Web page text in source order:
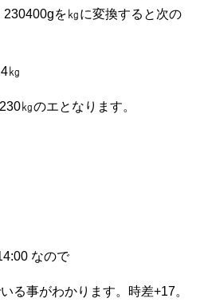
を㎏に変換すると次の
㎏
㎏のエとなります。
なので
る事がわかります。時差+17。